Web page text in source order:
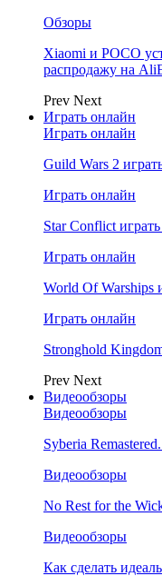
Обзоры
Xiaomi и POCO
распродажу на
Prev Next
Играть онлайн
Играть онлайн
Guild Wars 2
Играть онлайн
Star Conflict
Играть онлайн
World Of Warships
Играть онлайн
Stronghold
Prev Next
Видеообзоры
Видеообзоры
Syberia
Видеообзоры
No Rest for the
Видеообзоры
Как сделать